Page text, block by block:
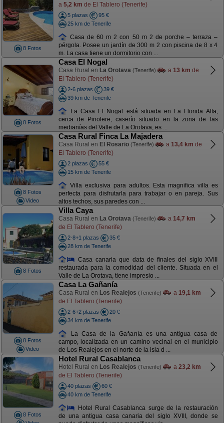
8 Fotos
a 5,2 km de El Tablero (Tenerife)
5 plazas
95 €
25 km de Tenerife
Casa de 60 m 2 con 50 m 2 de porche – terraza –
pérgola. Posee un jardín de 300 m 2 con piscina de 8 x 4
m. La casa tiene un dormitorio con ...
8 Fotos
Casa El Nogal
Casa Rural en La Orotava (Tenerife) a 13 km de
El Tablero (Tenerife)
2-6 plazas
39 €
39 km de Tenerife
La Casa El Nogal está situada en La Florida Alta,
cerca de Pinolere, caserío situado en la zona de las
medianías del Valle de La Orotava, es ...
8 Fotos
Video
Casa Rural Finca La Majadera
Casa Rural en El Rosario (Tenerife) a 13,4 km de
El Tablero (Tenerife)
2 plazas
55 €
15 km de Tenerife
Villa exclusiva para adultos. Esta magnifica villa es
perfecta para disfrutarla para trabajar o en pareja. Sus
altos techos, sus paredes con ...
8 Fotos
Villa Caya
Casa Rural en La Orotava (Tenerife) a 14,7 km
de El Tablero (Tenerife)
2-8+1 plazas
35 €
28 km de Tenerife
Casa canaria que data de finales del siglo XVIII
restaurada para la comodidad del cliente. Situada en el
Valle de La Orotava, tiene impresio ...
8 Fotos
Video
Casa La Gañanía
Casa Rural en Los Realejos (Tenerife) a 19,1 km
de El Tablero (Tenerife)
2-6+2 plazas
20 €
34 km de Tenerife
La Casa de la Gañanía es una antigua casa de
campo, localizada en un camino vecinal en el municipio
de Los Realejos en el norte de la isla d ...
8 Fotos
Hotel Rural Casablanca
Hotel Rural en Los Realejos (Tenerife) a 23,2 km
de El Tablero (Tenerife)
40 plazas
60 €
40 km de Tenerife
Hotel Rural Casablanca surge de la restauración
de una antigua casa canaria del siglo XVIII, donde se